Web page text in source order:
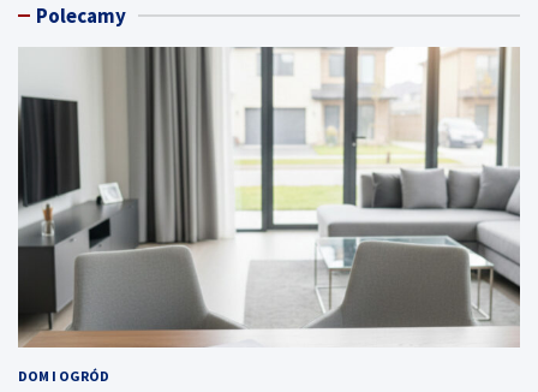
Polecamy
DOM I OGRÓD